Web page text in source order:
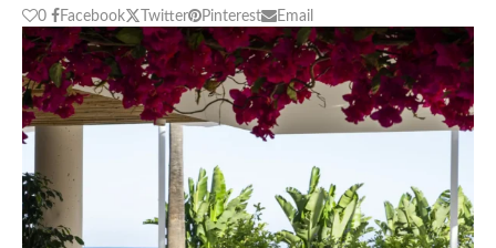
0
Facebook Twitter Pinterest Email